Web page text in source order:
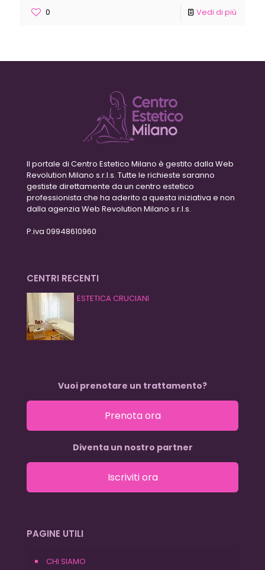
0 Vedi di più
Il portale di Centro Estetico Milano è gestito dalla Web
Revolution Milano s.r.l.s. Tutte le richieste saranno
gestiste direttamente da un centro estetico
professionista che ha aderito a questa iniziativa e non
dalla agenzia Web Revolution Milano s.r.l.s.
P.iva 09948610960
CENTRI RECENTI
ESTETICA CRUCIANI
Vuoi prenotare un trattamento?
Prenota ora
Diventa un nostro partner
Iscriviti ora
PAGINE UTILI
CHI SIAMO